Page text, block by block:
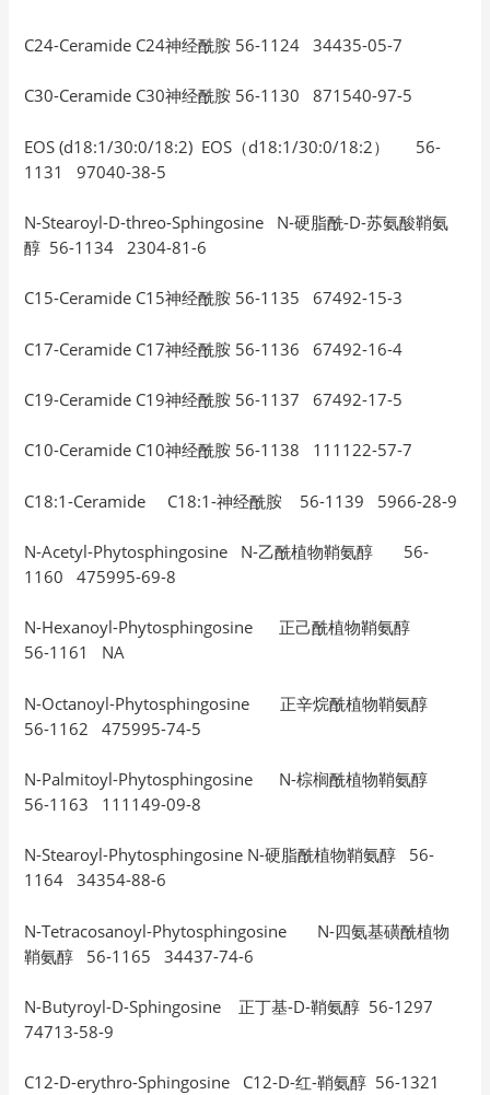
C24-Ceramide C24神经酰胺 56-1124 34435-05-7
C30-Ceramide C30神经酰胺 56-1130 871540-97-5
EOS (d18:1/30:0/18:2) EOS（d18:1/30:0/18:2） 56-
1131 97040-38-5
N-Stearoyl-D-threo-Sphingosine N-硬脂酰-D-苏氨酸鞘氨
醇 56-1134 2304-81-6
C15-Ceramide C15神经酰胺 56-1135 67492-15-3
C17-Ceramide C17神经酰胺 56-1136 67492-16-4
C19-Ceramide C19神经酰胺 56-1137 67492-17-5
C10-Ceramide C10神经酰胺 56-1138 111122-57-7
C18:1-Ceramide C18:1-神经酰胺 56-1139 5966-28-9
N-Acetyl-Phytosphingosine N-乙酰植物鞘氨醇 56-
1160 475995-69-8
N-Hexanoyl-Phytosphingosine 正己酰植物鞘氨醇
56-1161 NA
N-Octanoyl-Phytosphingosine 正辛烷酰植物鞘氨醇
56-1162 475995-74-5
N-Palmitoyl-Phytosphingosine N-棕榈酰植物鞘氨醇
56-1163 111149-09-8
N-Stearoyl-Phytosphingosine N-硬脂酰植物鞘氨醇 56-
1164 34354-88-6
N-Tetracosanoyl-Phytosphingosine N-四氨基磺酰植物
鞘氨醇 56-1165 34437-74-6
N-Butyroyl-D-Sphingosine 正丁基-D-鞘氨醇 56-1297
74713-58-9
C12-D-erythro-Sphingosine C12-D-红-鞘氨醇 56-1321